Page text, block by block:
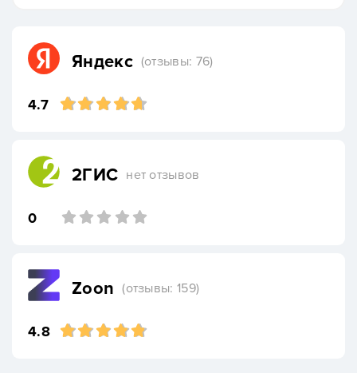
Яндекс (отзывы: 76)
4.7
2ГИС нет отзывов
0
Zoon (отзывы: 159)
4.8